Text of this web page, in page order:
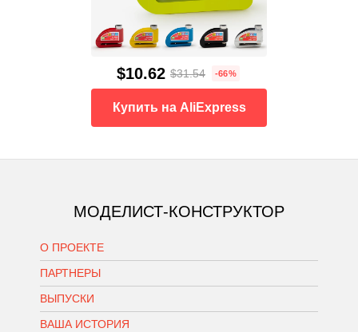
$10.62 $31.54 -66%
Купить на AliExpress
МОДЕЛИСТ-КОНСТРУКТОР
О ПРОЕКТЕ
ПАРТНЕРЫ
ВЫПУСКИ
ВАША ИСТОРИЯ